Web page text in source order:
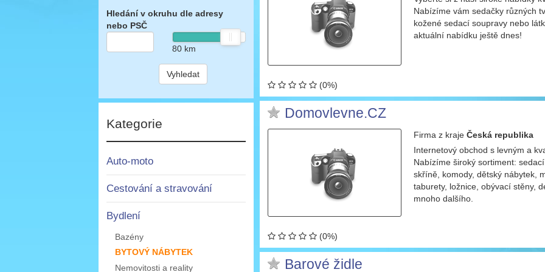
Hledání v okruhu dle adresy
nebo PSČ
80km
Vyhledat
Kategorie
Auto-moto
Cestování a stravování
Bydlení
Bazény
BYTOVÝ NÁBYTEK
Nemovitosti a reality
Nabízíme vám sedačky různých
kožené sedací soupravy nebo
aktuální nabídku ještě dnes!
(0%)
Domovlevne.CZ
Firma z kraje Česká republika
Internetový obchod s levným a
Nabízíme široký sortiment:
skříně, komody, dětský nábytek,
taburety, ložnice, obývací stěny,
mnoho dalšího.
(0%)
Barové židle